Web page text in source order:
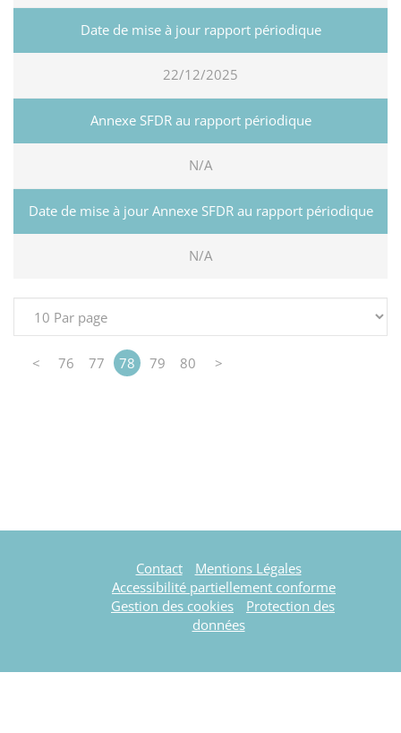
22/12/2025
N/A
N/A
< 76 77 78 79 80 >
Contact
Mentions Légales
Accessibilité partiellement conforme
Gestion des cookies
Protection des
données